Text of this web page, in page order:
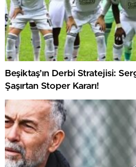
Beşiktaş’ın Derbi Stratejisi:
Şaşırtan Stoper Kararı!